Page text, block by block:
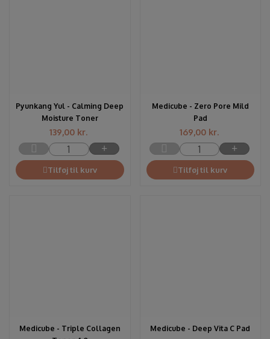
Pyunkang Yul - Calming Deep
Moisture Toner
139,00 kr.
Tilføj til kurv
Medicube - Zero Pore Mild
Pad
169,00 kr.
Tilføj til kurv
Medicube - Triple Collagen
Medicube - Deep Vita C Pad